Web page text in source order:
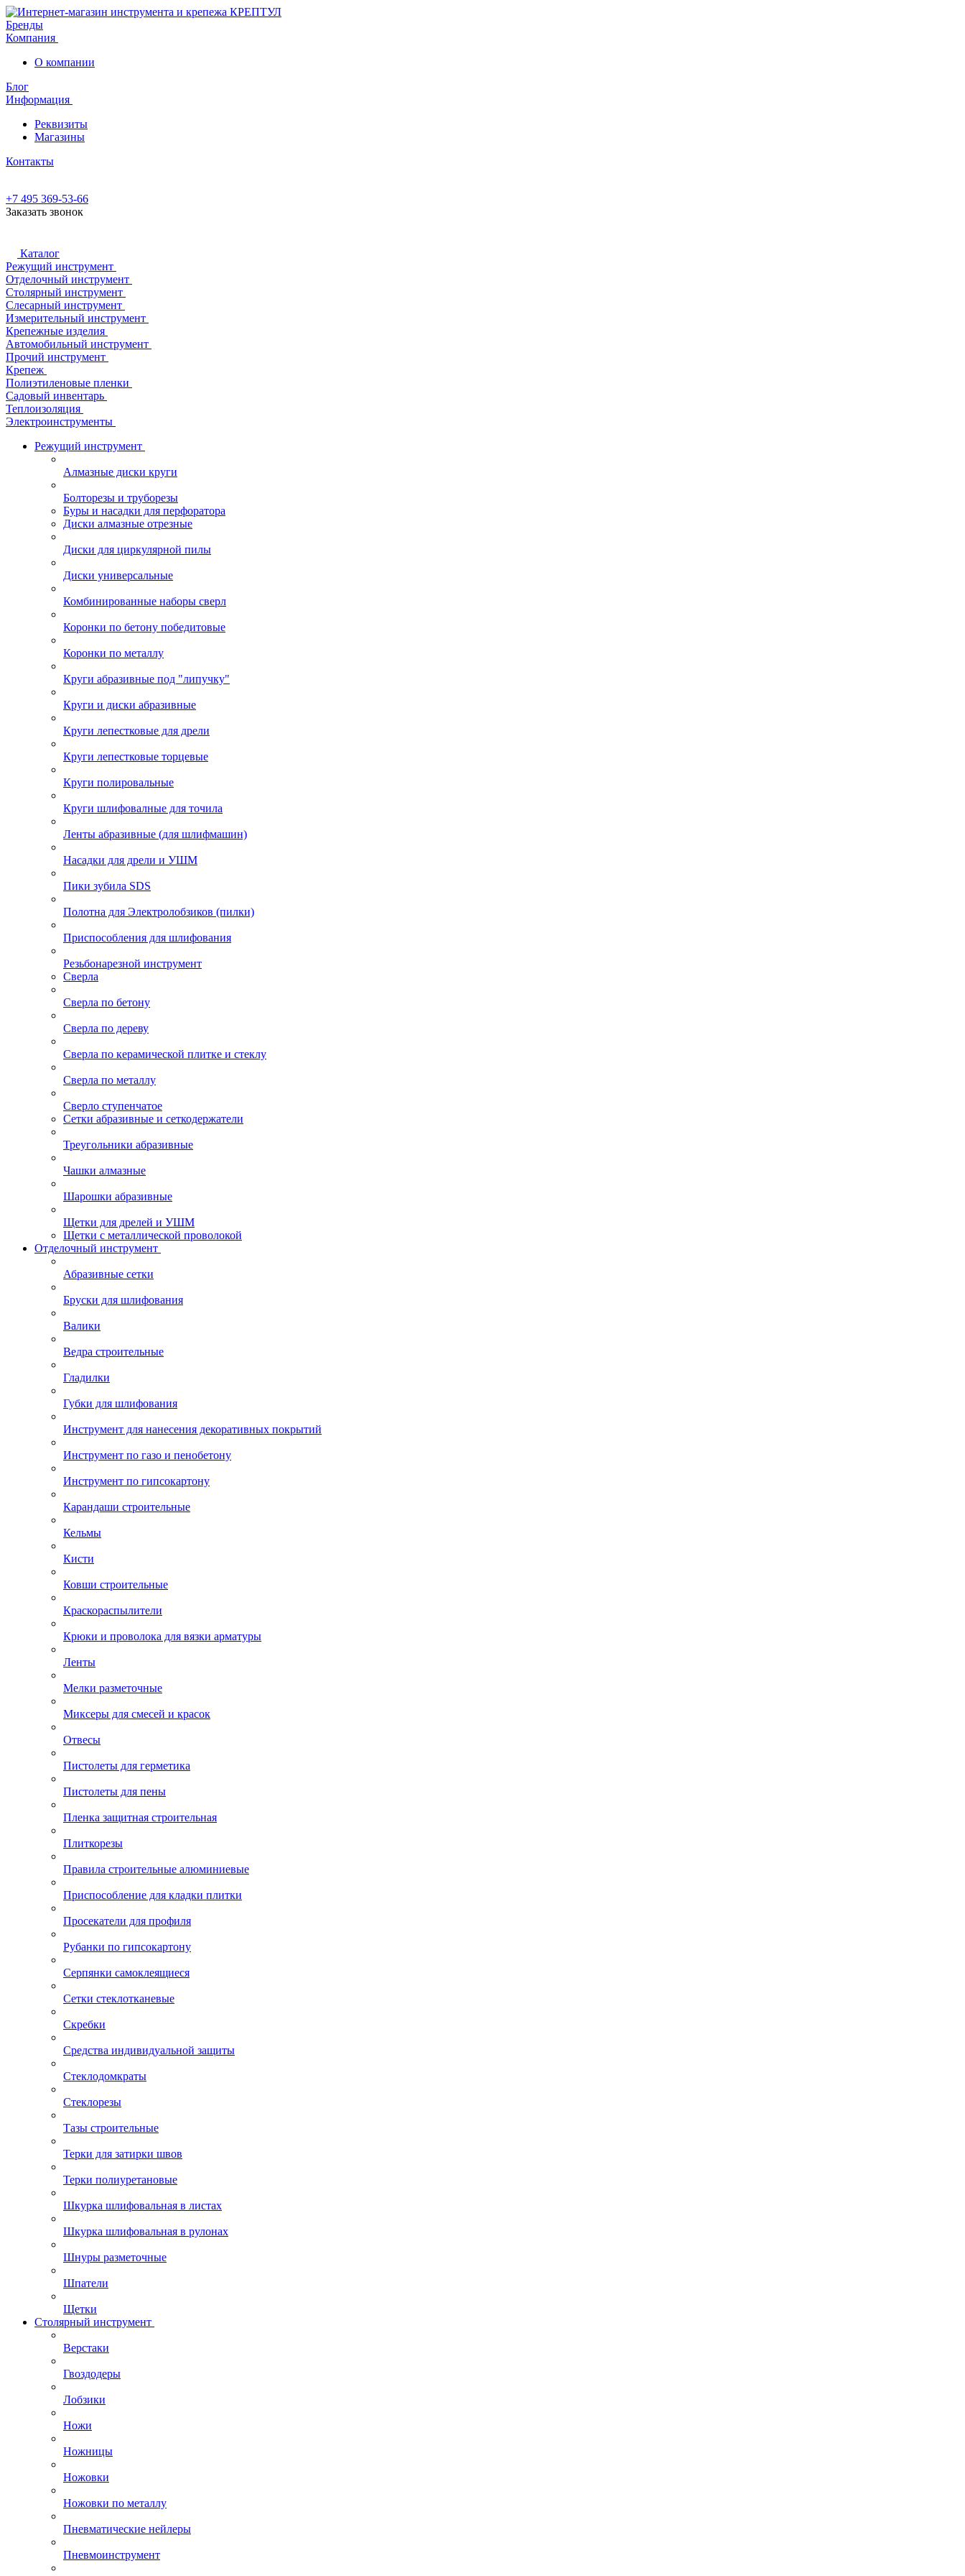
Бренды
Компания
О компании
Блог
Информация
Реквизиты
Магазины
Контакты
+7 495 369-53-66
Заказать звонок
Каталог
Режущий инструмент
Отделочный инструмент
Столярный инструмент
Слесарный инструмент
Измерительный инструмент
Крепежные изделия
Автомобильный инструмент
Прочий инструмент
Крепеж
Полиэтиленовые пленки
Садовый инвентарь
Теплоизоляция
Электроинструменты
Режущий инструмент
Алмазные диски круги
Болторезы и труборезы
Буры и насадки для перфоратора
Диски алмазные отрезные
Диски для циркулярной пилы
Диски универсальные
Комбинированные наборы сверл
Коронки по бетону победитовые
Коронки по металлу
Круги абразивные под "липучку"
Круги и диски абразивные
Круги лепестковые для дрели
Круги лепестковые торцевые
Круги полировальные
Круги шлифовалные для точила
Ленты абразивные (для шлифмашин)
Насадки для дрели и УШМ
Пики зубила SDS
Полотна для Электролобзиков (пилки)
Приспособления для шлифования
Резьбонарезной инструмент
Сверла
Сверла по бетону
Сверла по дереву
Сверла по керамической плитке и стеклу
Сверла по металлу
Сверло ступенчатое
Сетки абразивные и сеткодержатели
Треугольники абразивные
Чашки алмазные
Шарошки абразивные
Щетки для дрелей и УШМ
Щетки с металлической проволокой
Отделочный инструмент
Абразивные сетки
Бруски для шлифования
Валики
Ведра строительные
Гладилки
Губки для шлифования
Инструмент для нанесения декоративных покрытий
Инструмент по газо и пенобетону
Инструмент по гипсокартону
Карандаши строительные
Кельмы
Кисти
Ковши строительные
Краскораспылители
Крюки и проволока для вязки арматуры
Ленты
Мелки разметочные
Миксеры для смесей и красок
Отвесы
Пистолеты для герметика
Пистолеты для пены
Пленка защитная строительная
Плиткорезы
Правила строительные алюминиевые
Приспособление для кладки плитки
Просекатели для профиля
Рубанки по гипсокартону
Серпянки самоклеящиеся
Сетки стеклотканевые
Скребки
Средства индивидуальной защиты
Стеклодомкраты
Стеклорезы
Тазы строительные
Терки для затирки швов
Терки полиуретановые
Шкурка шлифовальная в листах
Шкурка шлифовальная в рулонах
Шнуры разметочные
Шпатели
Щетки
Столярный инструмент
Верстаки
Гвоздодеры
Лобзики
Ножи
Ножницы
Ножовки
Ножовки по металлу
Пневматические нейлеры
Пневмоинструмент